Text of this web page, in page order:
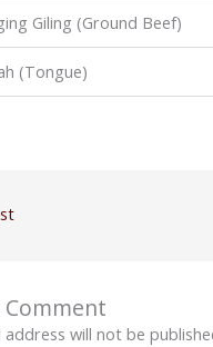
Giling (Ground Beef)
(Tongue)
Comment
address will not be